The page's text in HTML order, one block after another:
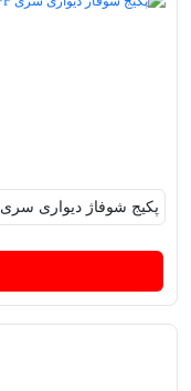
پکیج‌ شوفاژ دیواری سری A28FF